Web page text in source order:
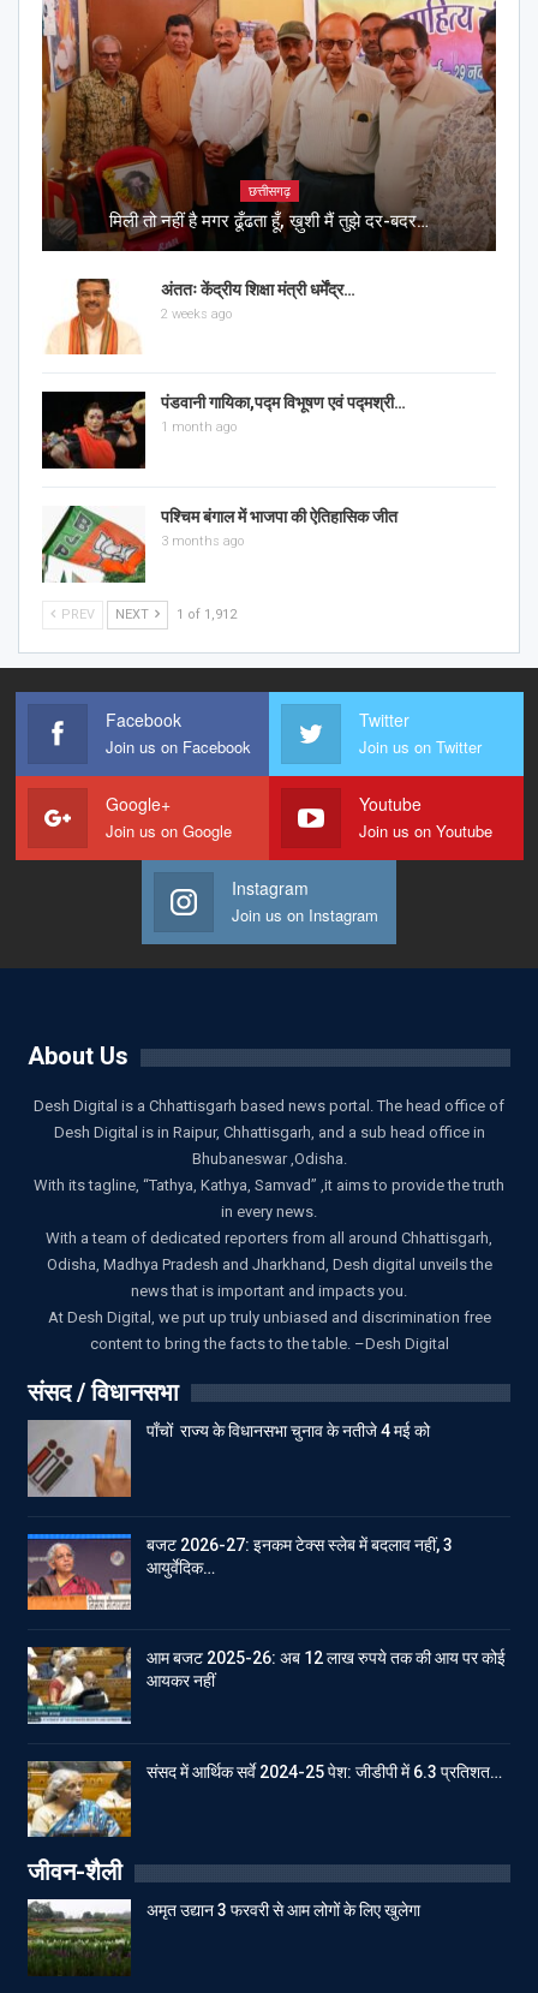
छत्तीसगढ़
मिली तो नहीं है मगर ढूँढता हूँ, ख़ुशी मैं तुझे दर-बदर…
अंततः केंद्रीय शिक्षा मंत्री धर्मेंद्र…
2 weeks ago
पंडवानी गायिका,पद्म विभूषण एवं पद्मश्री…
1 month ago
पश्चिम बंगाल में भाजपा की ऐतिहासिक जीत
3 months ago
PREV NEXT 1 of 1,912
Facebook
Join us on Facebook
Twitter
Join us on Twitter
Google+
Join us on Google
Youtube
Join us on Youtube
Instagram
Join us on Instagram
About Us
Desh Digital is a Chhattisgarh based news portal. The head office of
Desh Digital is in Raipur, Chhattisgarh, and a sub head office in
Bhubaneswar ,Odisha.
With its tagline, “Tathya, Kathya, Samvad” ,it aims to provide the truth
in every news.
With a team of dedicated reporters from all around Chhattisgarh,
Odisha, Madhya Pradesh and Jharkhand, Desh digital unveils the
news that is important and impacts you.
At Desh Digital, we put up truly unbiased and discrimination free
content to bring the facts to the table. –Desh Digital
संसद / विधानसभा
पाँचों राज्य के विधानसभा चुनाव के नतीजे 4 मई को
बजट 2026-27: इनकम टेक्स स्लेब में बदलाव नहीं, 3
आयुर्वेदिक…
आम बजट 2025-26: अब 12 लाख रुपये तक की आय पर कोई
आयकर नहीं
संसद में आर्थिक सर्वे 2024-25 पेश: जीडीपी में 6.3 प्रतिशत…
जीवन-शैली
अमृत उद्यान 3 फरवरी से आम लोगों के लिए खुलेगा